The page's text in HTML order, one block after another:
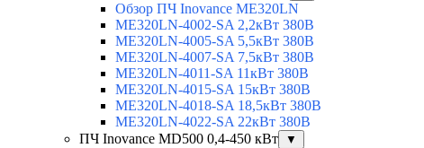
Обзор ПЧ Inovance ME320LN
ME320LN-4002-SA 2,2кВт 380В
ME320LN-4005-SA 5,5кВт 380В
ME320LN-4007-SA 7,5кВт 380В
ME320LN-4011-SA 11кВт 380В
ME320LN-4015-SA 15кВт 380В
ME320LN-4018-SA 18,5кВт 380В
ME320LN-4022-SA 22кВт 380В
ПЧ Inovance MD500 0,4-450 кВт
▼